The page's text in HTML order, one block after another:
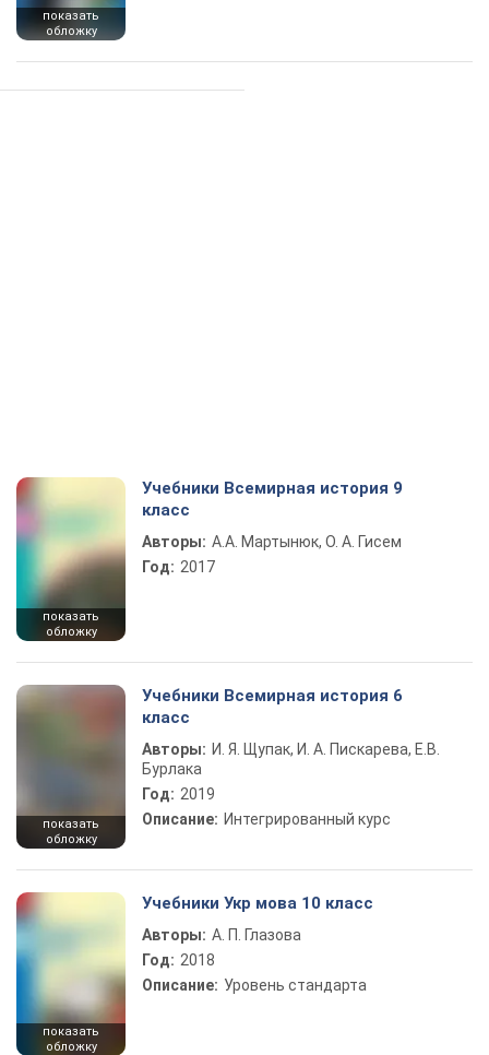
показать
обложку
показать
обложку
Учебники Всемирная история 9
класс
Авторы: А.А. Мартынюк, О. А. Гисем
Год: 2017
показать
обложку
Учебники Всемирная история 6
класс
Авторы: И. Я. Щупак, И. А. Пискарева, Е.В.
Бурлака
Год: 2019
Описание: Интегрированный курс
показать
обложку
Учебники Укр мова 10 класс
Авторы: А. П. Глазова
Год: 2018
Описание: Уровень стандарта